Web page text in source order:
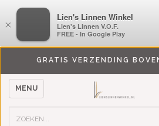
GRATIS VERZENDING
MENU
×
LiensLinnenwinkel.nl
Lien's Linnen V.O.F.
FREE - In Google Play
×
Lien's Linnen Winkel
Lien's Linnen V.O.F.
FREE - In Google Play